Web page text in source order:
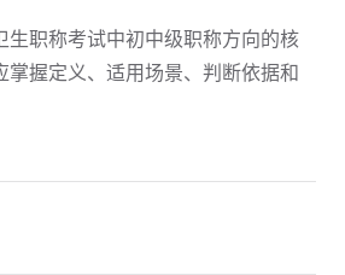
生职称考试中初中级职称方向的核
掌握定义、适用场景、判断依据和